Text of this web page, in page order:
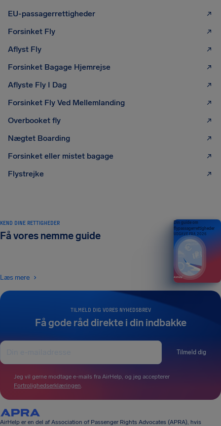
EU-passagerrettigheder
Forsinket Fly
Aflyst Fly
Forsinket Bagage Hjemrejse
Aflyste Fly I Dag
Forsinket Fly Ved Mellemlanding
Overbooket fly
Nægtet Boarding
Forsinket eller mistet bagage
Flystrejke
TILMELD DIG VORES NYHEDSBREV
Få gode råd direkte i din indbakke
Tilmeld dig
Jeg vil gerne modtage e-mails fra AirHelp, og jeg accepterer
Fortrolighedserklæringen.
KEND DINE RETTIGHEDER
Få vores nemme guide
Læs mere
Din guide om
flypassagerrettigheder
UDGAVE FRA 2026
AirHelp er en del af Association of Passenger Rights Advocates (APRA), hvis